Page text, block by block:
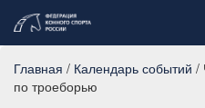
Главная / Календарь событий /
по троеборью